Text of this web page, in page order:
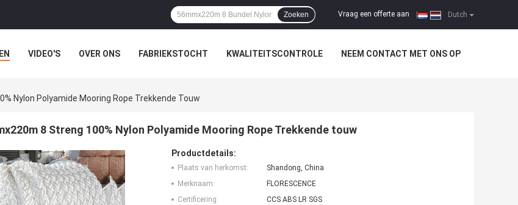
Dutch
Vraag een offerte aan
Zoeken
VIDEO'S OVER ONS FABRIEKSTOCHT KWALITEITSCONTROLE NEEM CONTACT MET ONS OP
Nylon Polyamide Mooring Rope Trekkende Touw
8 Streng 100% Nylon Polyamide Mooring Rope Trekkende touw
Productdetails:
Plaats van herkomst:
Shandong, China
Merknaam:
FLORESCENCE
Certificering:
CCS ABS LR SGS